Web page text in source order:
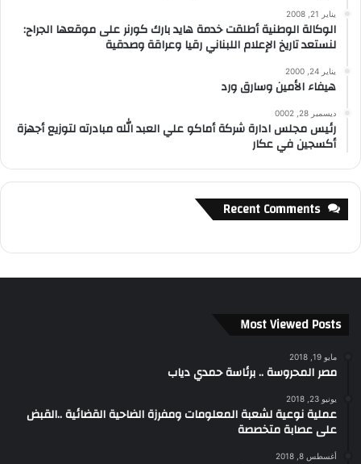
يناير 21, 2008
الوكالة الوطنية أطلقت خدمة هايد بارك كورنر على موقعها الجراح:
لنستعد تاريخ الإعلام اللبناني رقيا وعراقة وصدقية
يناير 24, 2000
هيفاء الأمين وسارق ورد
ديسمبر 28, 0002
رئيس مجلس ادارة شركة أماكو علي العبد الله مبادرته لتوزيع أجهزة
أكسجين في عكار
Recent Comments
Most Viewed Posts
مايو 19, 2018
مصر المحروسة .. برئاسة حمدي دياب
يونيو 23, 2018
عملية نوعية لشعبة المعلومات ومفرزة الضاحية القضائية ..القبض
على عصابة متخصصة
أغسطس 8, 2018